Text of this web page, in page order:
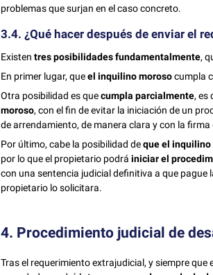
problemas que surjan en el caso concreto.
3.4. ¿Qué hacer después de enviar el
Existentres posibilidades fundamentalmente,
En primer lugar, queel inquilino morosocumpla
Otra posibilidad es quecumpla parcialmente, es
moroso, con el fin de evitar la iniciación de un
de arrendamiento, de manera clara y con la
Por último, cabe la posibilidad deque el inquilino
por lo que el propietario podráiniciar el
con una sentencia judicial definitiva a que
propietario lo solicitara.
4. Procedimiento judicial de
Tras el requerimiento extrajudicial, y siempre